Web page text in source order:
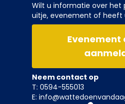
Wilt u informatie over het
uitje, evenement of heeft
Evenement
Neem contact op
T: 0594-555013
E: